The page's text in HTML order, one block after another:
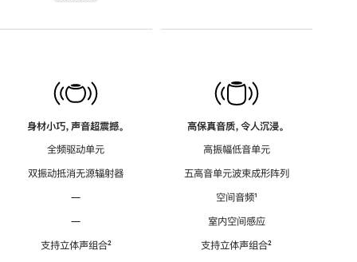
身材小巧，声音超震撼。
全频驱动单元
双振动抵消无源辐射器
—
—
支持立体声组合脚
²
高保真音质，令人沉浸。
高振幅低音单元
五高音单元波束成形阵列
空间音频脚
¹
室内空间感应
支持立体声组合脚
²